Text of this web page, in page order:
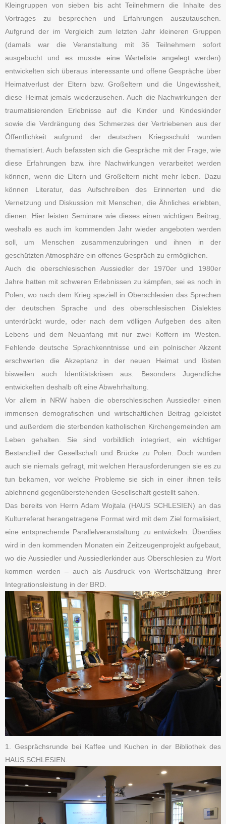
Kleingruppen von sieben bis acht Teilnehmern die Inhalte des
Vortrages zu besprechen und Erfahrungen auszutauschen.
Aufgrund der im Vergleich zum letzten Jahr kleineren Gruppen
(damals war die Veranstaltung mit 36 Teilnehmern sofort
ausgebucht und es musste eine Warteliste angelegt werden)
entwickelten sich überaus interessante und offene Gespräche über
Heimatverlust der Eltern bzw. Großeltern und die Ungewissheit,
diese Heimat jemals wiederzusehen. Auch die Nachwirkungen der
traumatisierenden Erlebnisse auf die Kinder und Kindeskinder
sowie die Verdrängung des Schmerzes der Vertriebenen aus der
Öffentlichkeit aufgrund der deutschen Kriegsschuld wurden
thematisiert. Auch befassten sich die Gespräche mit der Frage, wie
diese Erfahrungen bzw. ihre Nachwirkungen verarbeitet werden
können, wenn die Eltern und Großeltern nicht mehr leben. Dazu
können Literatur, das Aufschreiben des Erinnerten und die
Vernetzung und Diskussion mit Menschen, die Ähnliches erlebten,
dienen. Hier leisten Seminare wie dieses einen wichtigen Beitrag,
weshalb es auch im kommenden Jahr wieder angeboten werden
soll, um Menschen zusammenzubringen und ihnen in der
geschützten Atmosphäre ein offenes Gespräch zu ermöglichen.
Auch die oberschlesischen Aussiedler der 1970er und 1980er
Jahre hatten mit schweren Erlebnissen zu kämpfen, sei es noch in
Polen, wo nach dem Krieg speziell in Oberschlesien das Sprechen
der deutschen Sprache und des oberschlesischen Dialektes
unterdrückt wurde, oder nach dem völligen Aufgeben des alten
Lebens und dem Neuanfang mit nur zwei Koffern im Westen.
Fehlende deutsche Sprachkenntnisse und ein polnischer Akzent
erschwerten die Akzeptanz in der neuen Heimat und lösten
bisweilen auch Identitätskrisen aus. Besonders Jugendliche
entwickelten deshalb oft eine Abwehrhaltung.
Vor allem in NRW haben die oberschlesischen Aussiedler einen
immensen demografischen und wirtschaftlichen Beitrag geleistet
und außerdem die sterbenden katholischen Kirchengemeinden am
Leben gehalten. Sie sind vorbildlich integriert, ein wichtiger
Bestandteil der Gesellschaft und Brücke zu Polen. Doch wurden
auch sie niemals gefragt, mit welchen Herausforderungen sie es zu
tun bekamen, vor welche Probleme sie sich in einer ihnen teils
ablehnend gegenüberstehenden Gesellschaft gestellt sahen.
Das bereits von Herrn Adam Wojtala (HAUS SCHLESIEN) an das
Kulturreferat herangetragene Format wird mit dem Ziel formalisiert,
eine entsprechende Parallelveranstaltung zu entwickeln. Überdies
wird in den kommenden Monaten ein Zeitzeugenprojekt aufgebaut,
wo die Aussiedler und Aussiedlerkinder aus Oberschlesien zu Wort
kommen werden – auch als Ausdruck von Wertschätzung ihrer
Integrationsleistung in der BRD.
1. Gesprächsrunde bei Kaffee und Kuchen in der Bibliothek des
HAUS SCHLESIEN.